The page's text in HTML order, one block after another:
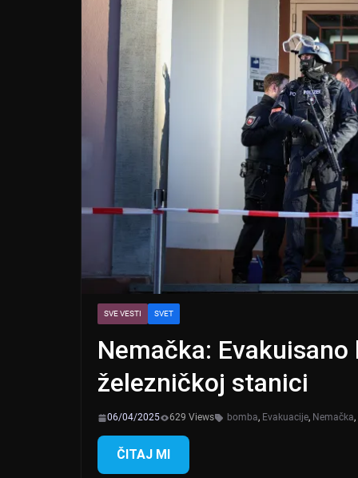
SVE VESTI SVET
Nemačka:
železničkoj stanici
06/04/2025 629 Views bomba, Evakuacije, Nemačka,
ČITAJ MI